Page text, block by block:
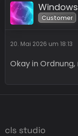
Customer
20. Mai 2026 um 18:13
Okay in
cls studio